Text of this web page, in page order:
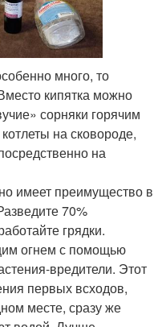
много, то
кипятка можно
сорняки горячим
на сковороде,
на
имеет преимущество в
70%
грядки.
огнем с помощью
вредители. Этот
первых всходов,
месте, сразу же